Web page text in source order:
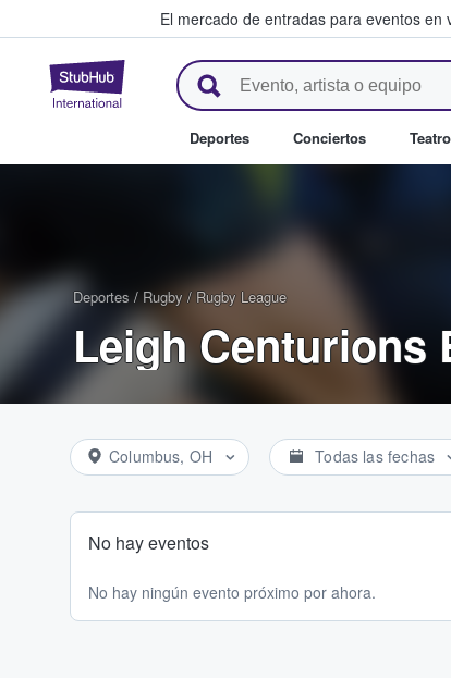
El mercado de entradas para eventos en
StubHub: compra y venta
Deportes Conciertos
Deportes / Rugby / Rugby League
Leigh Centurions
Columbus, OH Todas las fechas
No hay eventos
No hay ningún evento próximo por ahora.